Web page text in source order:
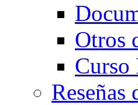
Otros
Curso
Reseñas